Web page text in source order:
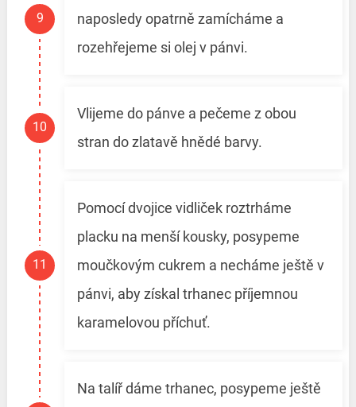
naposledy opatrně zamícháme a
rozehřejeme si olej v pánvi.
Vlijeme do pánve a pečeme z obou
stran do zlatavě hnědé barvy.
Pomocí dvojice vidliček roztrháme
placku na menší kousky, posypeme
moučkovým cukrem a necháme ještě v
pánvi, aby získal trhanec příjemnou
karamelovou příchuť.
Na talíř dáme trhanec, posypeme ještě